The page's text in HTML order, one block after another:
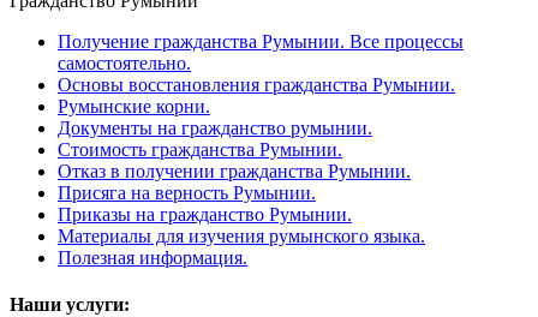
Получение гражданства Румынии. Все процессы
самостоятельно.
Основы восстановления гражданства Румынии.
Румынские корни.
Документы на гражданство румынии.
Стоимость гражданства Румынии.
Отказ в получении гражданства Румынии.
Присяга на верность Румынии.
Приказы на гражданство Румынии.
Материалы для изучения румынского языка.
Полезная информация.
Наши услуги: